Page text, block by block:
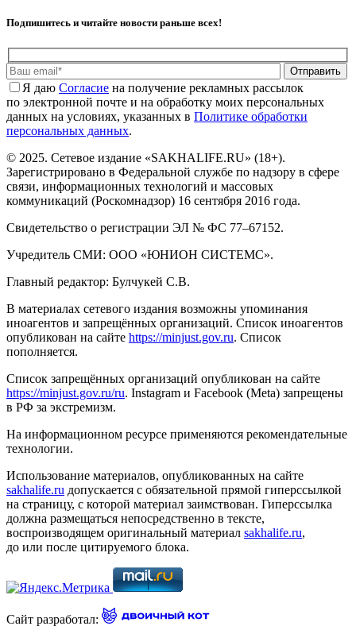
Подпишитесь и читайте новости раньше всех!
Отправить
Я даю Cогласие на получение рекламных рассылок
по электронной почте и на обработку моих персональных
данных на условиях, указанных в Политике обработки
персональных данных.
© 2025. Сетевое издание «SAKHALIFE.RU» (18+).
Зарегистрировано в Федеральной службе по надзору в сфере
связи, информационных технологий и массовых
коммуникаций (Роскомнадзор) 16 сентября 2016 года.
Свидетельство о регистрации ЭЛ № ФС 77–67152.
Учредитель СМИ: ООО «ЮНИОН СИСТЕМС».
Главный редактор: Булчукей С.В.
В материалах сетевого издания возможны упоминания
иноагентов и запрещённых организаций. Список иноагентов
опубликован на сайте https://minjust.gov.ru. Список
пополняется.
Список запрещённых организаций опубликован на сайте
https://minjust.gov.ru/ru. Instagram и Facebook (Metа) запрещены
в РФ за экстремизм.
На информационном ресурсе применяются рекомендательные
технологии.
Использование материалов, опубликованных на сайте
sakhalife.ru допускается с обязательной прямой гиперссылкой
на страницу, с которой материал заимствован. Гиперссылка
должна размещаться непосредственно в тексте,
воспроизводящем оригинальный материал sakhalife.ru,
до или после цитируемого блока.
Сайт разработал: